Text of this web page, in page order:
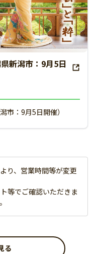
新潟市：9月5日
市：9月5日開催）
り、営業時間等が変更
等でご確認いただきま
る